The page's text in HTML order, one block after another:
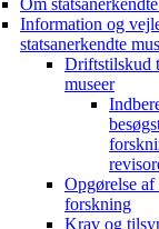
Om
Information og
statsanerkendte
Driftstilskud
museer
Opgørelse
forskning
Krav og